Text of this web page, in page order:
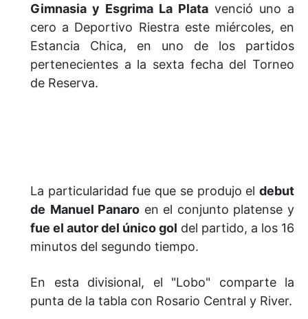
Gimnasia y Esgrima La Plata venció uno a
cero a Deportivo Riestra este miércoles, en
Estancia Chica, en uno de los partidos
pertenecientes a la sexta fecha del Torneo
de Reserva.
La particularidad fue que se produjo el debut
de Manuel Panaro en el conjunto platense y
fue el autor del único gol del partido, a los 16
minutos del segundo tiempo.
En esta divisional, el "Lobo" comparte la
punta de la tabla con Rosario Central y River.